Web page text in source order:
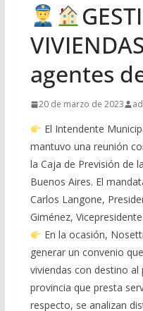
agentes
20 de marzo de 2023
El Intendente
mantuvo una reunión
la Caja de Previsión de
Buenos Aires. El
Carlos Langone,
Giménez, Vicepresidente.
En la ocasión,
generar un convenio
viviendas con destino al
provincia que presta
respecto, se analizan